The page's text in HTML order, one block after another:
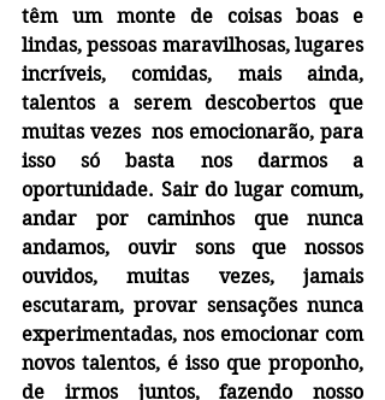
têm um monte de coisas boas e
lindas, pessoas maravilhosas, lugares
incríveis, comidas, mais ainda,
talentos a serem descobertos que
muitas vezes  nos emocionarão, para
isso só basta nos darmos a
oportunidade. Sair do lugar comum,
andar por caminhos que nunca
andamos, ouvir sons que nossos
ouvidos, muitas vezes, jamais
escutaram, provar sensações nunca
experimentadas, nos emocionar com
novos talentos, é isso que proponho,
de irmos juntos, fazendo nosso